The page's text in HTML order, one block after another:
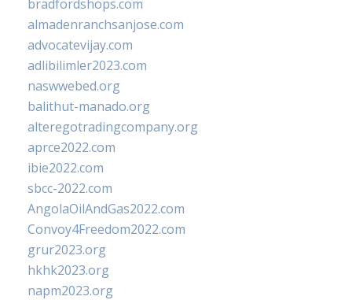
bradfordshops.com
almadenranchsanjose.com
advocatevijay.com
adlibilimler2023.com
naswwebed.org
balithut-manado.org
alteregotradingcompany.org
aprce2022.com
ibie2022.com
sbcc-2022.com
AngolaOilAndGas2022.com
Convoy4Freedom2022.com
grur2023.org
hkhk2023.org
napm2023.org